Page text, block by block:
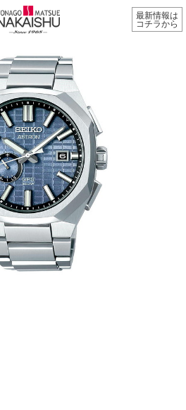
最新情報は
コチラから